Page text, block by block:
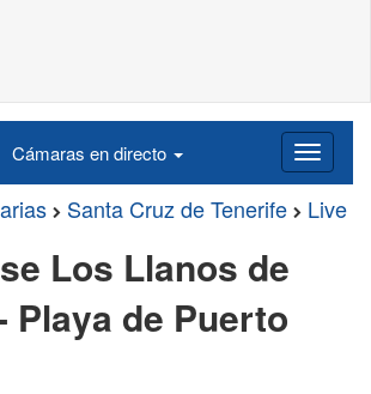
Cámaras en directo
Santa Cruz de Tenerife Live
Los Llanos de
Playa de Puerto